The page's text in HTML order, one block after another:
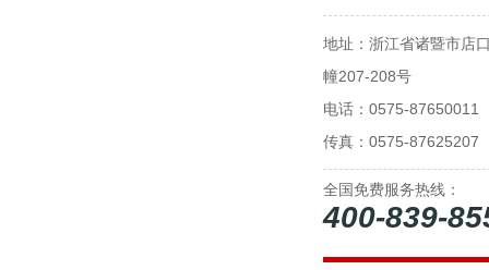
地址：浙江省诸暨市店
幢207-208号
电话：0575-87650011
传真：0575-87625207
全国免费服务热线：
400-839-